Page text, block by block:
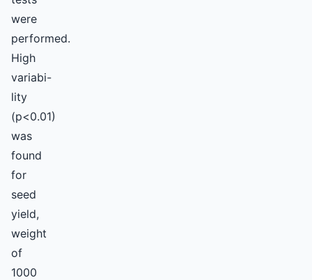
were
performed.
High
variabi-
lity
(p<0.01)
was
found
for
seed
yield,
weight
of
1000